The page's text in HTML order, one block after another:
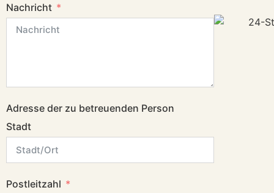
Nachricht
Adresse der zu betreuenden Person
Stadt
Postleitzahl